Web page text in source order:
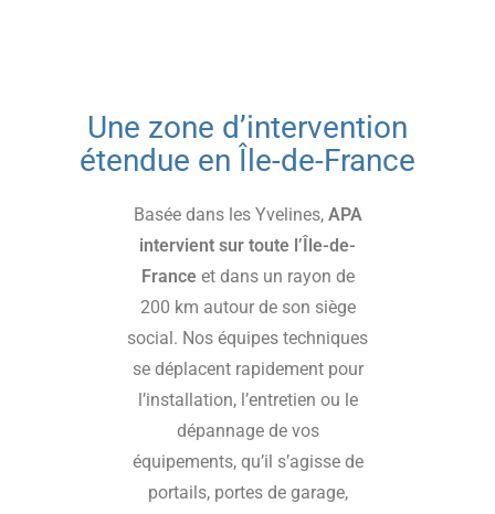
Une zone d’intervention
étendue en Île-de-France
Basée dans les Yvelines, APA
intervient sur toute l’Île-de-
France et dans un rayon de
200 km autour de son siège
social. Nos équipes techniques
se déplacent rapidement pour
l’installation, l’entretien ou le
dépannage de vos
équipements, qu’il s’agisse de
portails, portes de garage,